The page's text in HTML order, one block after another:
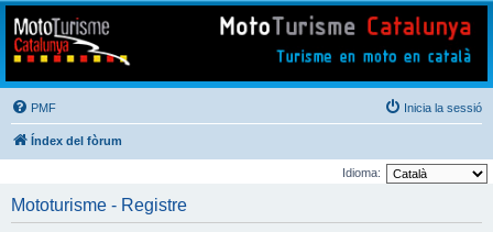
Mototurisme
Turisme en moto en català
PMF Inicia la sessió
Índex del fòrum
Idioma:
Mototurisme - Registre